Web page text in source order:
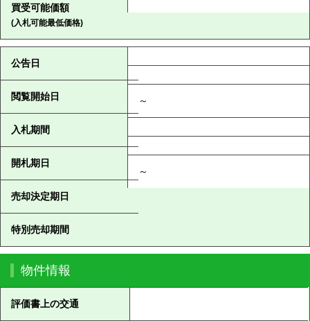
買受可能価額
(入札可能最低価格)
公告日
閲覧開始日
入札期間
～
開札期日
売却決定期日
特別売却期間
～
物件情報
評価書上の交通